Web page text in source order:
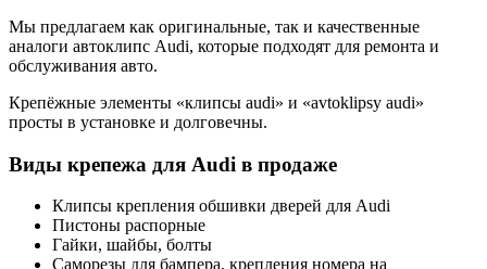
Мы предлагаем как оригинальные, так и качественные
аналоги автоклипс Audi, которые подходят для ремонта и
обслуживания авто.
Крепёжные элементы «клипсы audi» и «avtoklipsy audi»
просты в установке и долговечны.
Виды крепежа для Audi в продаже
Клипсы крепления обшивки дверей для Audi
Пистоны распорные
Гайки, шайбы, болты
Саморезы для бампера, крепления номера на